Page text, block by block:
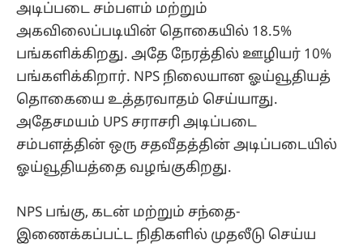
அடிப்படை சம்பளம் மற்றும்
அகவிலைப்படியின் தொகையில் 18.5%
பங்களிக்கிறது. அதே நேரத்தில் ஊழியர் 10%
பங்களிக்கிறார். NPS நிலையான ஓய்வூதியத்
தொகையை உத்தரவாதம் செய்யாது.
அதேசமயம் UPS சராசரி அடிப்படை
சம்பளத்தின் ஒரு சதவீதத்தின் அடிப்படையில்
ஓய்வூதியத்தை வழங்குகிறது.
NPS பங்கு, கடன் மற்றும் சந்தை-
இணைக்கப்பட்ட நிதிகளில் முதலீடு செய்ய